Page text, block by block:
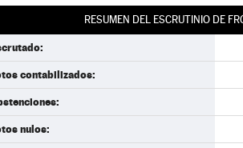
RESUMEN DEL ESCRUTINIO DE
contabilizados:
nulos: